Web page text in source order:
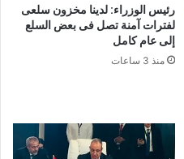
رئيس الوزراء: لدينا مخزون سلعى
لفترات آمنة تصل فى بعض السلع
إلى عام كامل
منذ 3 ساعات